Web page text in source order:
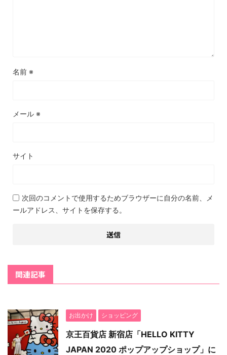
名前 ※
メール ※
サイト
次回のコメントで使用するためブラウザーに自分の名前、メ
ールアドレス、サイトを保存する。
関連記事
お出かけ ショッピング
京王百貨店 新宿店「HELLO KITTY
JAPAN 2020 ポップアップショップ」に